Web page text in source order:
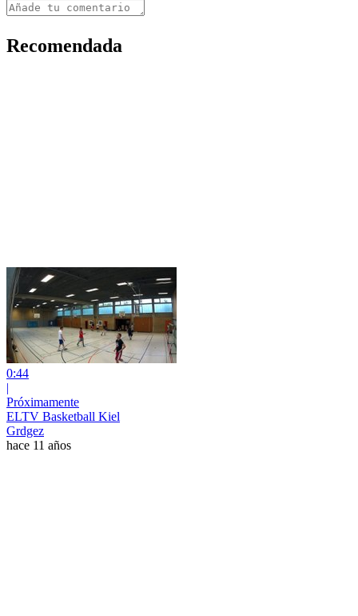
Recomendada
0:44
|
Próximamente
ELTV Basketball Kiel
Grdgez
hace 11 años